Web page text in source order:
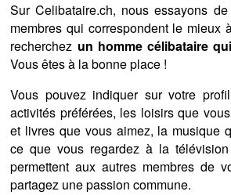
Sur Celibataire.ch, nous essayons
membres qui correspondent le mieux
recherchez un homme célibataire
Vous êtes à la bonne place !
Vous pouvez indiquer sur votre
activités préférées, les loisirs que
et livres que vous aimez, la musique
ce que vous regardez à la
permettent aux autres membres de
partagez une passion commune.